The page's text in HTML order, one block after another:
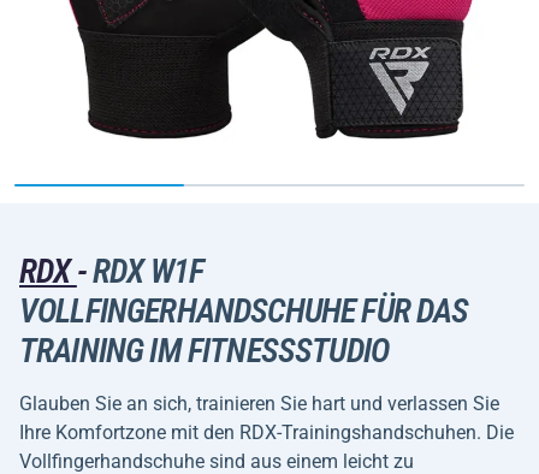
RDX-RDX W1F
VOLLFINGERHANDSCHUHE FÜR DAS
TRAINING IM FITNESSSTUDIO
Glauben Sie an sich, trainieren Sie hart und verlassen Sie
Ihre Komfortzone mit den RDX-Trainingshandschuhen. Die
Vollfingerhandschuhe sind aus einem leicht zu